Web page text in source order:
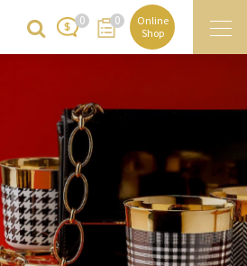
0 0
Online
Shop